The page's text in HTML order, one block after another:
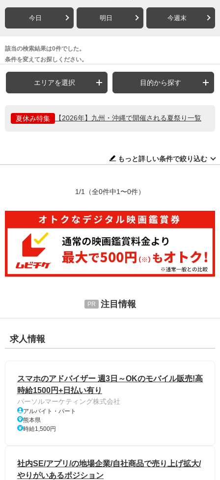
今日 明日 今週末
該当の検索結果は0件でした。
条件を変えてお探しください。
エリアを選択 目的から探す
夏休み特集 【2026年】九州・沖縄で開催される夏祭り一覧
もっと詳しい条件で絞り込む
1/1 （全0件中1〜0件）
注目情報
求人情報
スマホのアドバイザー 週3日～OKのモバイル販売!高
時給1500円+日払い有り
パーソルマーケティング株式会社
アルバイト・パート
熊本県
時給1,500円
社内SE/アプリ/の地場企業/自社商品で売り上げ拡大/
やりがいあるポジション